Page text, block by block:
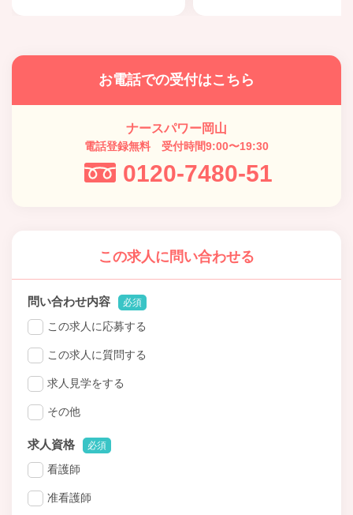
お電話での受付はこちら
ナースパワー岡山
電話登録無料 受付時間9:00〜19:30
0120-7480-51
この求人に問い合わせる
問い合わせ内容 必須
この求人に応募する
この求人に質問する
求人見学をする
その他
求人資格 必須
看護師
准看護師